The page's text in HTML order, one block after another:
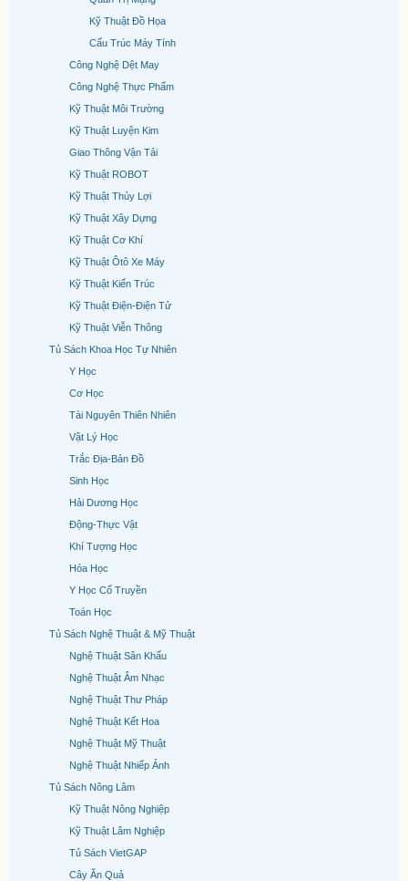
Kỹ Thuật Đồ Họa
Cấu Trúc Máy Tính
Công Nghệ Dệt May
Công Nghệ Thực Phẩm
Kỹ Thuật Môi Trường
Kỹ Thuật Luyện Kim
Giao Thông Vận Tải
Kỹ Thuật ROBOT
Kỹ Thuật Thủy Lợi
Kỹ Thuật Xây Dựng
Kỹ Thuật Cơ Khí
Kỹ Thuật Ôtô Xe Máy
Kỹ Thuật Kiến Trúc
Kỹ Thuật Điện-Điện Tử
Kỹ Thuật Viễn Thông
Tủ Sách Khoa Học Tự Nhiên
Y Học
Cơ Học
Tài Nguyên Thiên Nhiên
Vật Lý Học
Trắc Địa-Bản Đồ
Sinh Học
Hải Dương Học
Động-Thực Vật
Khí Tượng Học
Hóa Học
Y Học Cổ Truyền
Toán Học
Tủ Sách Nghệ Thuật & Mỹ Thuật
Nghệ Thuật Sân Khấu
Nghệ Thuật Âm Nhạc
Nghệ Thuật Thư Pháp
Nghệ Thuật Kết Hoa
Nghệ Thuật Mỹ Thuật
Nghệ Thuật Nhiếp Ảnh
Tủ Sách Nông Lâm
Kỹ Thuật Nông Nghiệp
Kỹ Thuật Lâm Nghiệp
Tủ Sách VietGAP
Cây Ăn Quả